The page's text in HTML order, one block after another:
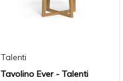
Talenti
Tavolino Ever - Talenti